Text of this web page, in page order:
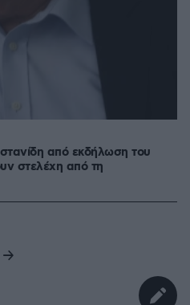
από εκδήλωση του
στελέχη από τη